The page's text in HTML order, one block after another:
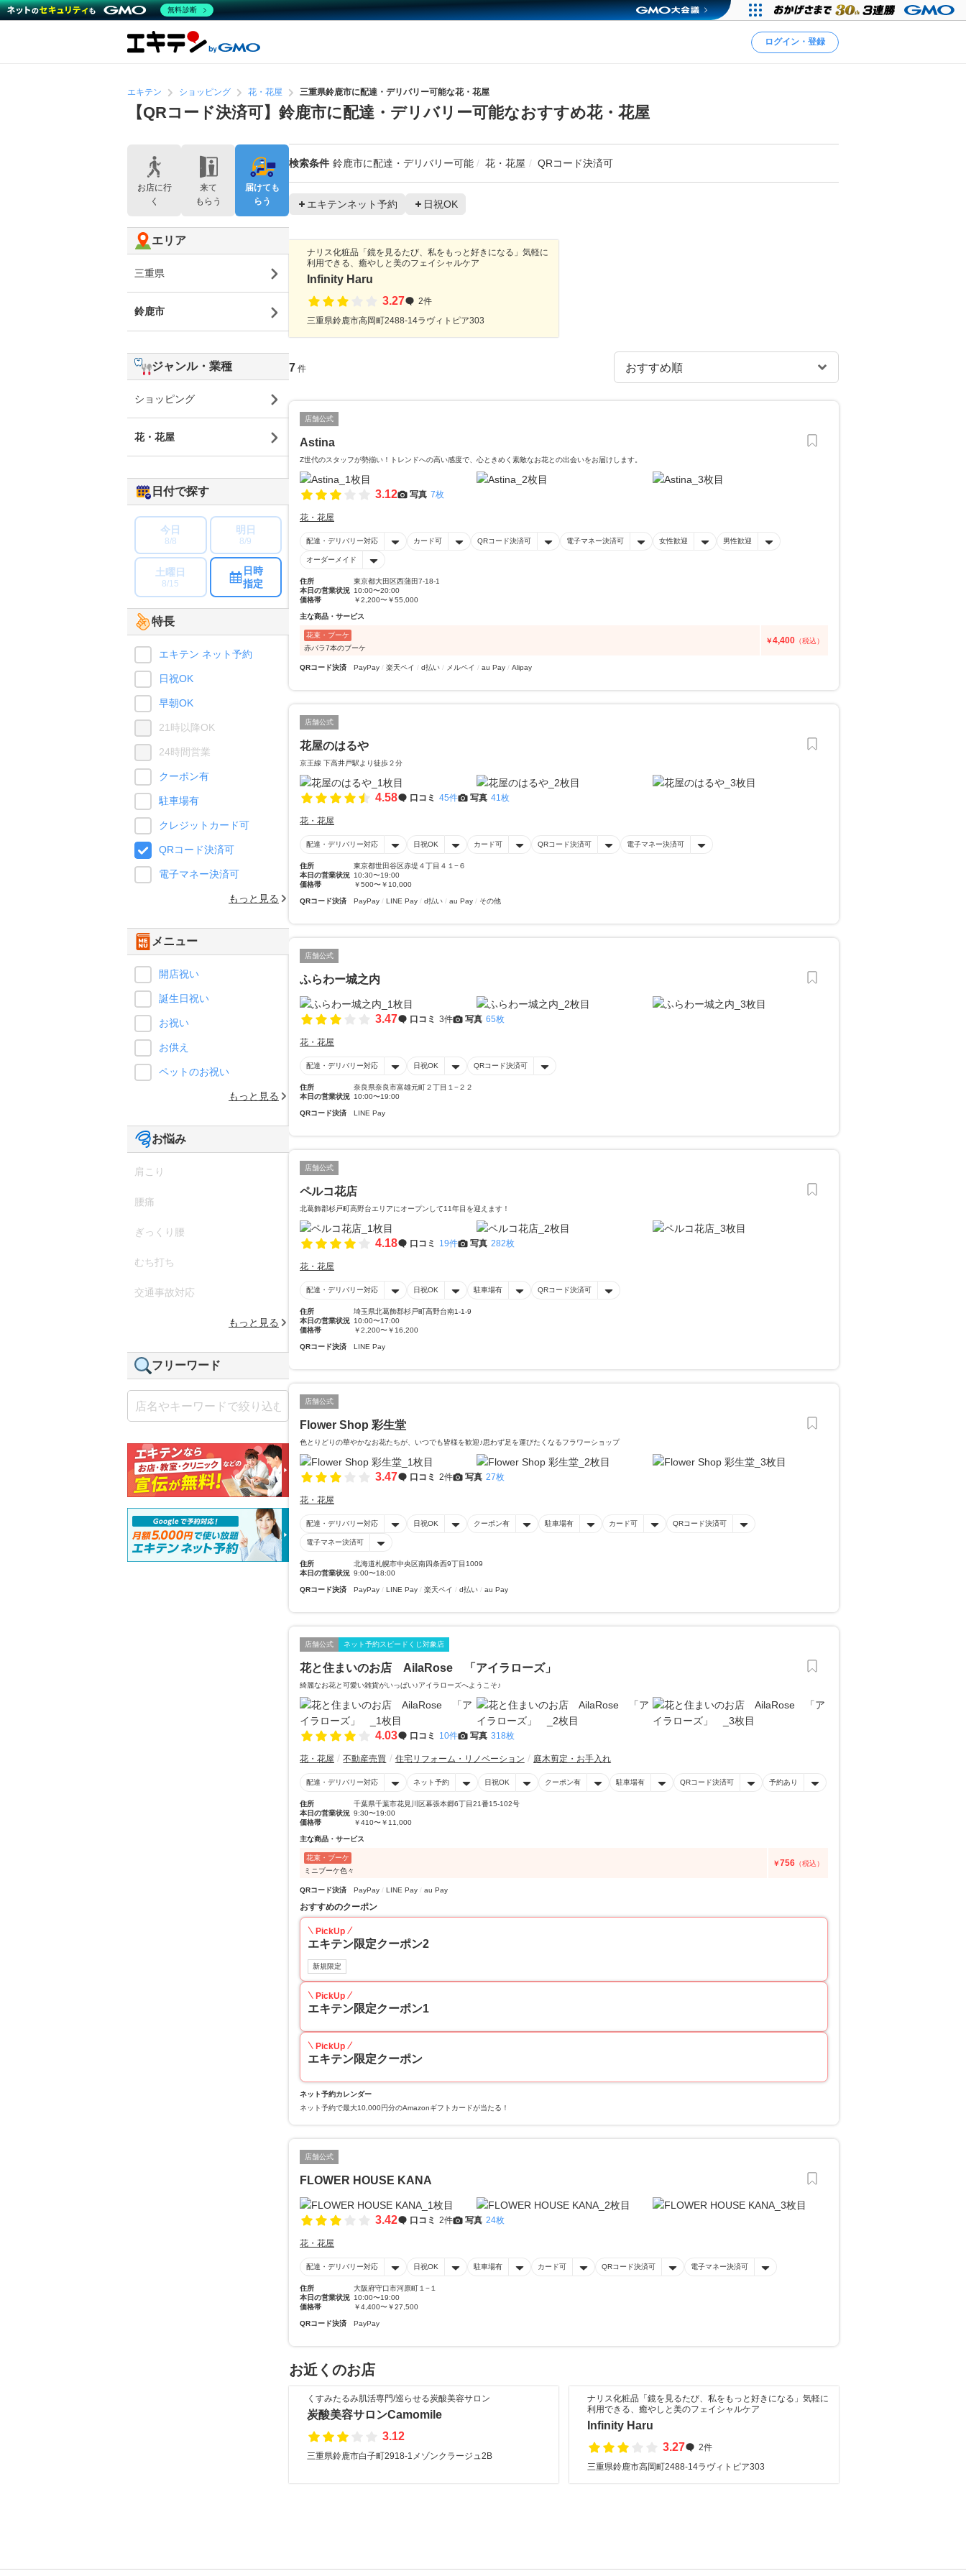
ログイン・登録
エキテン ショッピング 花・花屋 三重県鈴鹿市に配達・デリバリー可能な花・花屋
【QRコード決済可】鈴鹿市に配達・デリバリー可能なおすすめ花・花屋
検索条件 鈴鹿市に配達・デリバリー可能 花・花屋 QRコード決済可
エキテンネット予約 日祝OK
ナリス化粧品「鏡を見るたび、私をもっと好きになる」気軽に
利用できる、癒やしと美のフェイシャルケア
Infinity Haru
3.27
2件
三重県鈴鹿市高岡町2488-14ラヴィトピア303
7 件
店舗公式
Astina
Z世代のスタッフが勢揃い！トレンドへの高い感度で、心ときめく素敵なお花との出会いをお届けします。
3.12 写真 7枚
花・花屋
配達・デリバリー対応 カード可 QRコード決済可 電子マネー決済可 女性歓迎 男性歓迎
オーダーメイド
住所
東京都大田区西蒲田7-18-1
本日の営業状況 10:00〜20:00
価格帯
￥2,200〜￥55,000
主な商品・サービス
花束・ブーケ
赤バラ7本のブーケ
￥4,400 （税込）
QRコード決済 PayPay 楽天ペイ d払い メルペイ au Pay Alipay
店舗公式
花屋のはるや
京王線 下高井戸駅より徒歩２分
4.58 口コミ 45件 写真 41枚
花・花屋
配達・デリバリー対応 日祝OK カード可 QRコード決済可 電子マネー決済可
住所
東京都世田谷区赤堤４丁目４１−６
本日の営業状況 10:30〜19:00
価格帯
￥500〜￥10,000
QRコード決済 PayPay LINE Pay d払い au Pay その他
店舗公式
ふらわー城之内
3.47 口コミ 3件 写真 65枚
花・花屋
配達・デリバリー対応 日祝OK QRコード決済可
住所
奈良県奈良市富雄元町２丁目１−２２
本日の営業状況 10:00〜19:00
QRコード決済 LINE Pay
店舗公式
ペルコ花店
北葛飾郡杉戸町高野台エリアにオープンして11年目を迎えます！
4.18 口コミ 19件 写真 282枚
花・花屋
配達・デリバリー対応 日祝OK 駐車場有 QRコード決済可
住所
埼玉県北葛飾郡杉戸町高野台南1-1-9
本日の営業状況 10:00〜17:00
価格帯
￥2,200〜￥16,200
QRコード決済 LINE Pay
店舗公式
Flower Shop 彩生堂
色とりどりの華やかなお花たちが、いつでも皆様を歓迎♪思わず足を運びたくなるフラワーショップ
3.47 口コミ 2件 写真 27枚
花・花屋
配達・デリバリー対応 日祝OK クーポン有 駐車場有 カード可 QRコード決済可
電子マネー決済可
住所
北海道札幌市中央区南四条西9丁目1009
本日の営業状況 9:00〜18:00
QRコード決済 PayPay LINE Pay 楽天ペイ d払い au Pay
店舗公式 ネット予約スピードくじ対象店
花と住まいのお店 AilaRose 「アイラローズ」
綺麗なお花と可愛い雑貨がいっぱい♪アイラローズへようこそ♪
4.03 口コミ 10件 写真 318枚
花・花屋 不動産売買 住宅リフォーム・リノベーション 庭木剪定・お手入れ
配達・デリバリー対応 ネット予約 日祝OK クーポン有 駐車場有 QRコード決済可 予約あり
住所
千葉県千葉市花見川区幕張本郷6丁目21番15-102号
本日の営業状況 9:30〜19:00
価格帯
￥410〜￥11,000
主な商品・サービス
花束・ブーケ
ミニブーケ色々
￥756 （税込）
QRコード決済 PayPay LINE Pay au Pay
おすすめのクーポン
PickUp
エキテン限定クーポン2
新規限定
PickUp
エキテン限定クーポン1
PickUp
エキテン限定クーポン
ネット予約カレンダー
ネット予約で最大10,000円分のAmazonギフトカードが当たる！
店舗公式
FLOWER HOUSE KANA
3.42 口コミ 2件 写真 24枚
花・花屋
配達・デリバリー対応 日祝OK 駐車場有 カード可 QRコード決済可 電子マネー決済可
住所
大阪府守口市河原町１−１
本日の営業状況 10:00〜19:00
価格帯
￥4,400〜￥27,500
QRコード決済 PayPay
お近くのお店
くすみたるみ肌活専門/巡らせる炭酸美容サロン
炭酸美容サロンCamomile
3.12
三重県鈴鹿市白子町2918-1メゾンクラージュ2B
ナリス化粧品「鏡を見るたび、私をもっと好きになる」気軽に
利用できる、癒やしと美のフェイシャルケア
Infinity Haru
3.27
2件
三重県鈴鹿市高岡町2488-14ラヴィトピア303
お店に行
く
来て
もらう
届けても
らう
エリア
三重県
鈴鹿市
ジャンル・業種
ショッピング
花・花屋
日付で探す
今日
8/8
明日
8/9
土曜日
8/15
日時
指定
特長
エキテン ネット予約
日祝OK
早朝OK
21時以降OK
24時間営業
クーポン有
駐車場有
クレジットカード可
QRコード決済可
電子マネー決済可
もっと見る
メニュー
開店祝い
誕生日祝い
お祝い
お供え
ペットのお祝い
もっと見る
お悩み
肩こり
腰痛
ぎっくり腰
むち打ち
交通事故対応
もっと見る
フリーワード
無料診断